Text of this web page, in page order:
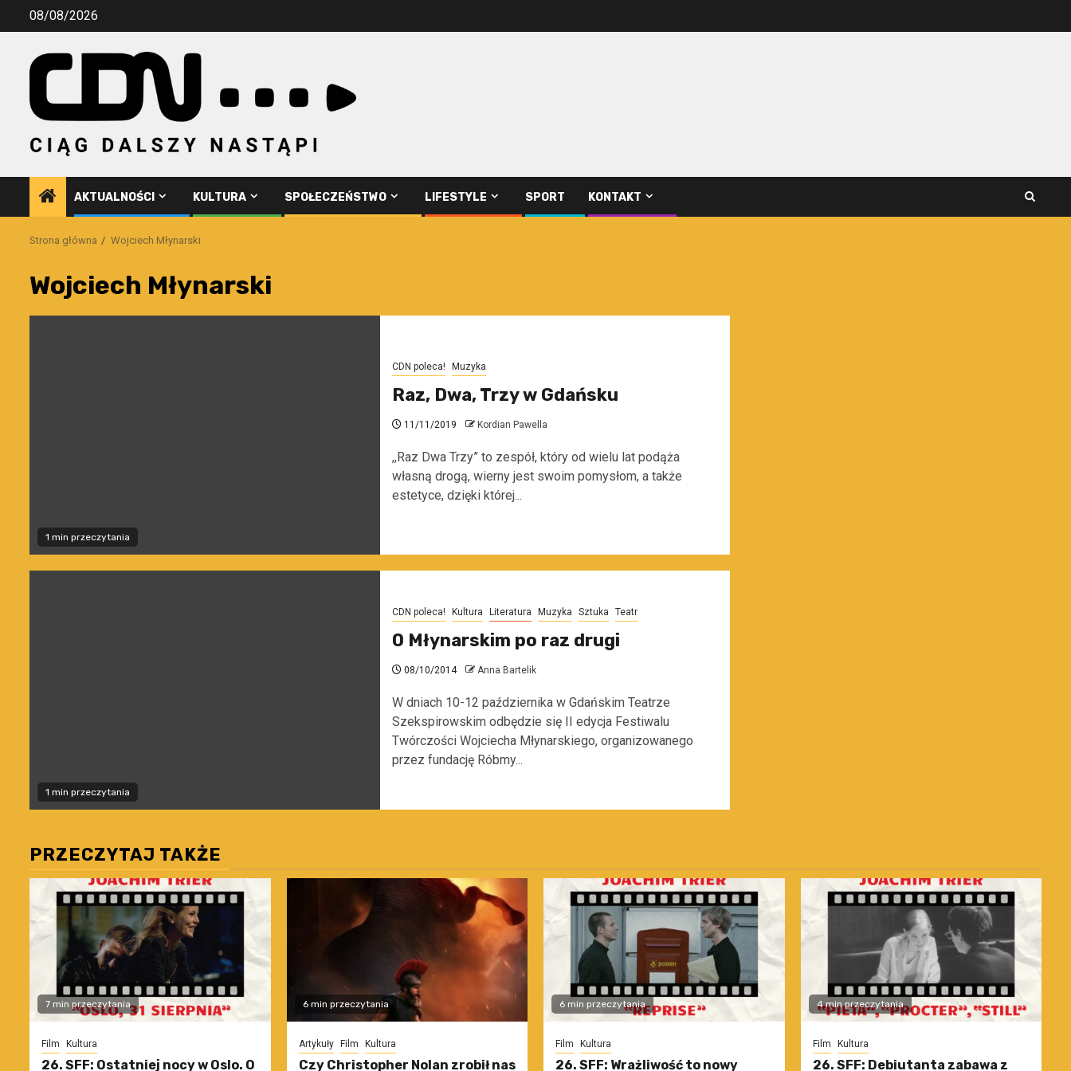
Przejdź08/08/2026
AKTUALNOŚCI KULTURA SPOŁECZEŃSTWO LIFESTYLE SPORT KONTAKT
Strona główna Wojciech Młynarski
Wojciech Młynarski
1 min przeczytania
CDN poleca! Muzyka
Raz, Dwa, Trzy w Gdańsku
11/11/2019 Kordian Pawella
,,Raz Dwa Trzy” to zespół, który od wielu lat podąża
własną drogą, wierny jest swoim pomysłom, a także
estetyce, dzięki której...
1 min przeczytania
CDN poleca! Kultura Literatura Muzyka Sztuka Teatr
O Młynarskim po raz drugi
08/10/2014 Anna Bartelik
W dniach 10-12 października w Gdańskim Teatrze
Szekspirowskim odbędzie się II edycja Festiwalu
Twórczości Wojciecha Młynarskiego, organizowanego
przez fundację Róbmy...
PRZECZYTAJ TAKŻE
7 min przeczytania
Film Kultura
26. SFF: Ostatniej nocy w Oslo. O
6 min przeczytania
Artykuły Film Kultura
Czy Christopher Nolan zrobił nas
6 min przeczytania
Film Kultura
26. SFF: Wrażliwość to nowy
4 min przeczytania
Film Kultura
26. SFF: Debiutanta zabawa z